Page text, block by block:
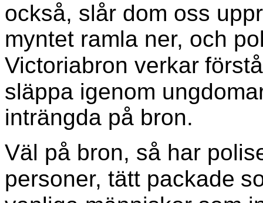
också, slår dom oss
myntet ramla ner, och
Victoriabron verkar
släppa igenom
inträngda på bron.
Väl på bron, så har
personer, tätt packade